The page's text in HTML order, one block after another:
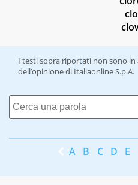
I testi sopra riportati non sono in
dell’opinione di Italiaonline S.p.A.
A B C D E